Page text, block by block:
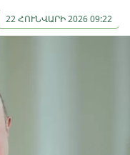
22 ՀՈՒՆՎԱՐԻ 2026 09:22